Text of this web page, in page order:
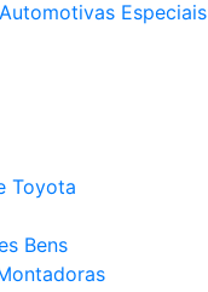
Especiais
Toyota
Bens